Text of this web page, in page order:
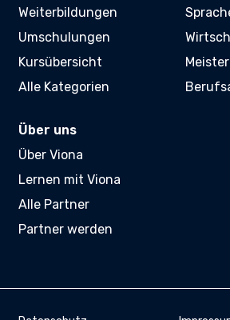
Weiterbildungen
Umschulungen
Kursübersicht
Alle Kategorien
Über uns
Über Viona
Lernen mit Viona
Alle Partner
Partner werden